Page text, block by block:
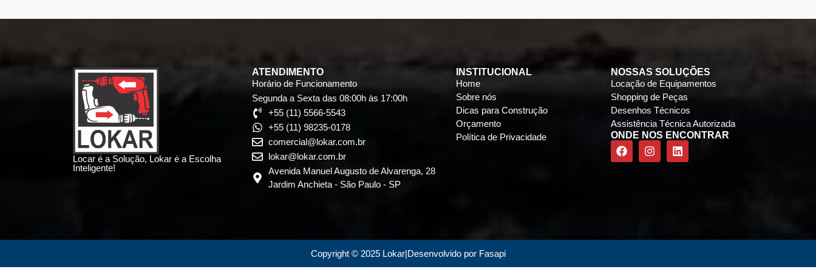
Locar é a Solução, Lokar é a Escolha
Inteligente!
ATENDIMENTO
Horário de Funcionamento
Segunda a Sexta das 08:00h às 17:00h
+55 (11) 5566-5543
+55 (11) 98235-0178
comercial@lokar.com.br
lokar@lokar.com.br
Avenida Manuel Augusto de Alvarenga, 28
Jardim Anchieta - São Paulo - SP
INSTITUCIONAL
Home
Sobre nós
Dicas para Construção
Orçamento
Política de Privacidade
NOSSAS SOLUÇÕES
Locação de Equipamentos
Shopping de Peças
Desenhos Técnicos
Assistência Técnica Autorizada
ONDE NOS ENCONTRAR
Copyright © 2025 Lokar|Desenvolvido por Fasapi